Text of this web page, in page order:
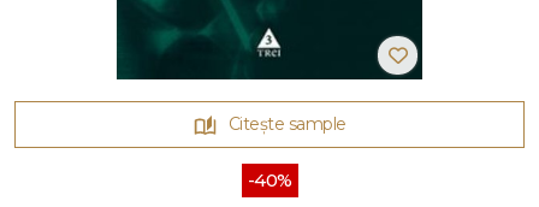
Citește sample
-40%